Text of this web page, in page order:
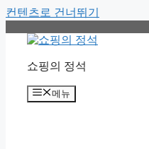
컨텐츠로 건너뛰기
쇼핑의 정석
메뉴